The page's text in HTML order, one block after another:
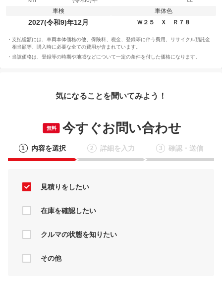
車検
2027(令和9)年12月
車体色
Ｗ２５ Ｘ Ｒ７８
支払総額には、車両本体価格の他、保険料、税金、登録等に伴う費用、リサイクル預託金
相当額等、購入時に必要な全ての費用が含まれています。
当該価格は、登録等の時期や地域などについて一定の条件を付した価格になります。
気になることを聞いてみよう！
無料 今すぐお問い合わせ
1 内容を選択 2 詳細を入力 3 確認・送信
見積りをしたい
在庫を確認したい
クルマの状態を知りたい
その他